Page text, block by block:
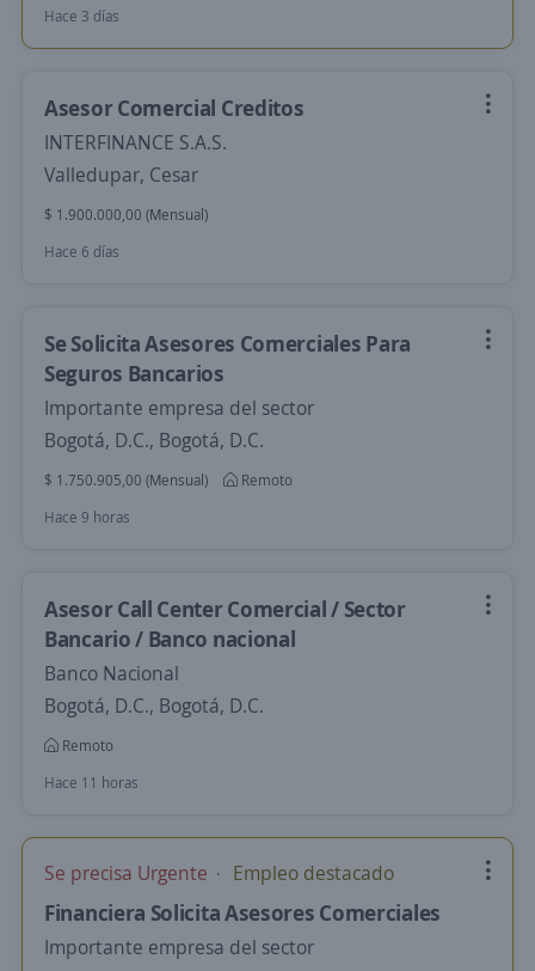
Hace 3 días
Asesor Comercial Creditos
INTERFINANCE S.A.S.
Valledupar, Cesar
$ 1.900.000,00 (Mensual)
Hace 6 días
Se Solicita Asesores Comerciales Para
Seguros Bancarios
Importante empresa del sector
Bogotá, D.C., Bogotá, D.C.
$ 1.750.905,00 (Mensual)
Remoto
Hace 9 horas
Asesor Call Center Comercial / Sector
Bancario / Banco nacional
Banco Nacional
Bogotá, D.C., Bogotá, D.C.
Remoto
Hace 11 horas
Se precisa Urgente Empleo destacado
Financiera Solicita Asesores Comerciales
Importante empresa del sector